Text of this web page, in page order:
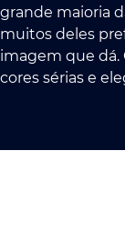
grande maioria
muitos deles
imagem que dá.
cores sérias e